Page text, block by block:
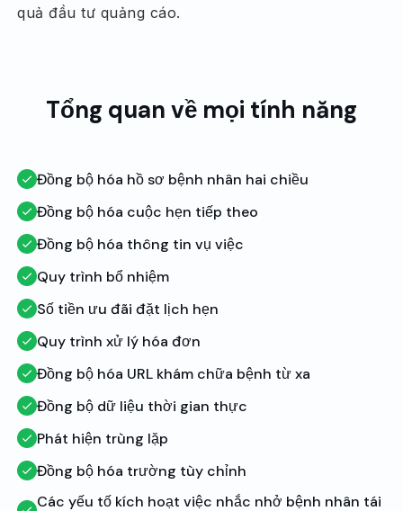
quả đầu tư quảng cáo.
Tổng quan về mọi tính năng
Đồng bộ hóa hồ sơ bệnh nhân hai chiều
Đồng bộ hóa cuộc hẹn tiếp theo
Đồng bộ hóa thông tin vụ việc
Quy trình bổ nhiệm
Số tiền ưu đãi đặt lịch hẹn
Quy trình xử lý hóa đơn
Đồng bộ hóa URL khám chữa bệnh từ xa
Đồng bộ dữ liệu thời gian thực
Phát hiện trùng lặp
Đồng bộ hóa trường tùy chỉnh
Các yếu tố kích hoạt việc nhắc nhở bệnh nhân tái